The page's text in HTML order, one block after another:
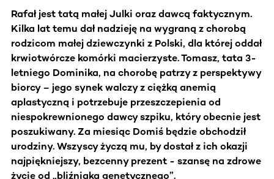
Rafał jest tatą małej Julki oraz dawcą faktycznym.
Kilka lat temu dał nadzieję na wygraną z chorobą
rodzicom małej dziewczynki z Polski, dla której oddał
krwiotwórcze komórki macierzyste. Tomasz, tata 3-
letniego Dominika, na chorobę patrzy z perspektywy
biorcy – jego synek walczy z ciężką anemią
aplastyczną i potrzebuje przeszczepienia od
niespokrewnionego dawcy szpiku, który obecnie jest
poszukiwany. Za miesiąc Domiś będzie obchodził
urodziny. Wszyscy życzą mu, by dostał z ich okazji
najpiękniejszy, bezcenny prezent - szansę na zdrowe
życie od „bliźniaka genetycznego”.